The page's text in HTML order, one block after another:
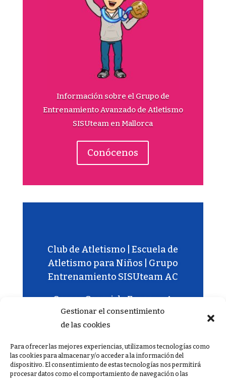
Gestionar el consentimiento
de las cookies
Para ofrecer las mejores experiencias, utilizamos tecnologías como
las cookies para almacenar y/o acceder a la información del
dispositivo. El consentimiento de estas tecnologías nos permitirá
procesar datos como el comportamiento de navegación o las
Información sobre el Grupo de
Entrenamiento Avanzado de Atletismo
SISUteam en Mallorca
Conócenos
Club de Atletismo | Escuela de
Atletismo para Niños | Grupo
Entrenamiento SISUteam AC
Carrer Gremi de Forners, 4,
07009 Palma, Illes Balears –
618.85.79.60